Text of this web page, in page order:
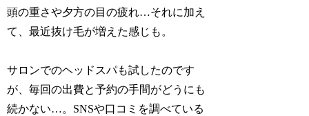
頭の重さや夕方の目の疲れ…それに加え
て、最近抜け毛が増えた感じも。
サロンでのヘッドスパも試したのです
が、毎回の出費と予約の手間がどうにも
続かない…。SNSや口コミを調べている